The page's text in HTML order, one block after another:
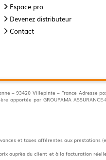
Espace pro
Devenez distributeur
Contact
– 93420 Villepinte – France Adresse
par GROUPAMA ASSURANCE-
et taxes afférentes aux
auprès du client et à la facturation